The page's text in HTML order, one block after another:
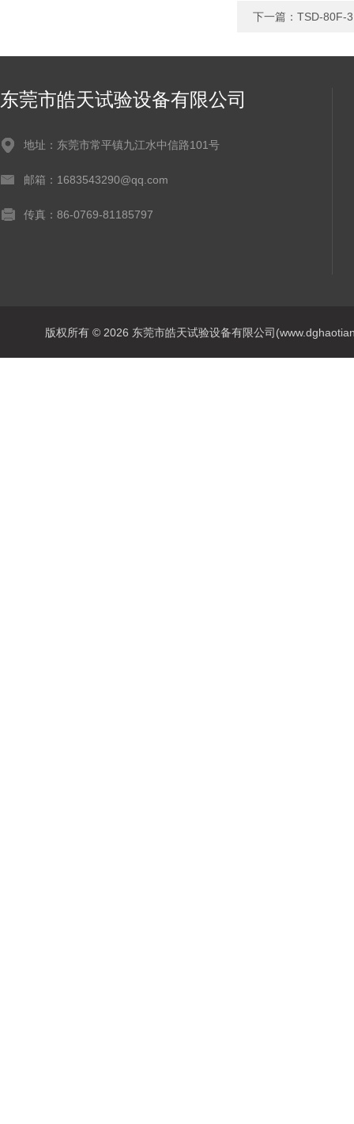
下一篇： TSD-80F-
东莞市皓天试验设备有限公司
地址：东莞市常平镇九江水中信路101号
邮箱：1683543290@qq.com
传真：86-0769-81185797
版权所有 © 2026 东莞市皓天试验设备有限公司